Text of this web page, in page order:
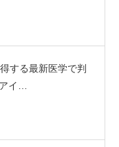
する最新医学で判
イ…